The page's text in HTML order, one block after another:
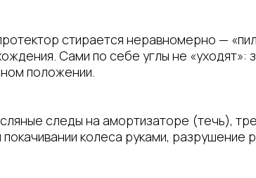
стирается неравномерно —
Сами по себе углы не «уходят»:
положении.
следы на амортизаторе (течь),
колеса руками, разрушение